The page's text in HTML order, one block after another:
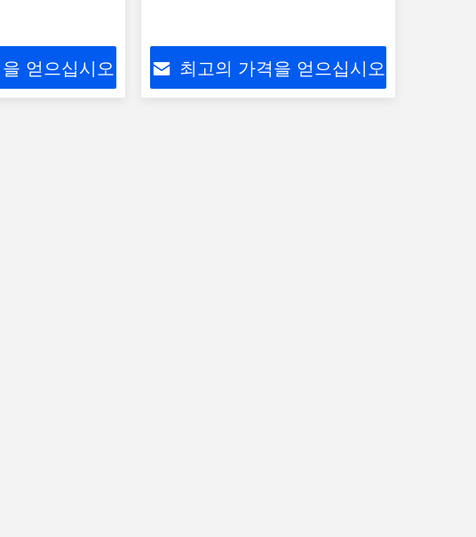
얻으십시오 최고의 가격을 얻으십시오